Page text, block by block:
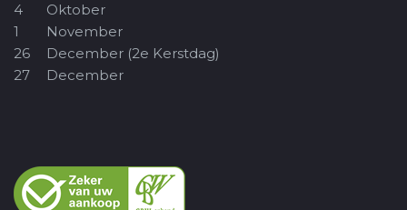
4
Oktober
1
November
26
December (2e Kerstdag)
27
December